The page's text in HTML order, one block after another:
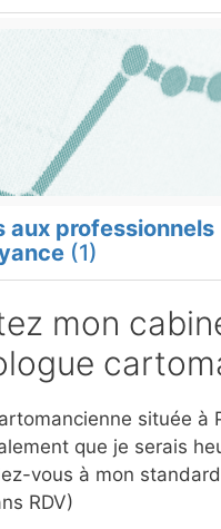
aux professionnels
(1)
mon
située à
que je serais
vous à mon
RDV)